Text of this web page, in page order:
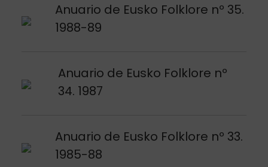
Anuario de Eusko Folklore nº 35.
1988-89
Argitalpena ikusi
Anuario de Eusko Folklore nº
34. 1987
Argitalpena ikusi
Anuario de Eusko Folklore nº 33.
1985-88
Argitalpena ikusi